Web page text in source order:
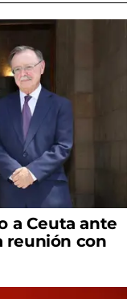
a Ceuta ante
reunión con